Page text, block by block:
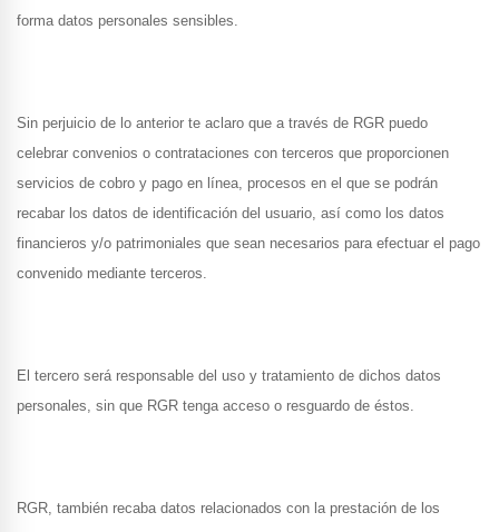
forma datos personales sensibles.
Sin perjuicio de lo anterior te aclaro que a través de RGR puedo
celebrar convenios o contrataciones con terceros que proporcionen
servicios de cobro y pago en línea, procesos en el que se podrán
recabar los datos de identificación del usuario, así como los datos
financieros y/o patrimoniales que sean necesarios para efectuar el pago
convenido mediante terceros.
El tercero será responsable del uso y tratamiento de dichos datos
personales, sin que RGR tenga acceso o resguardo de éstos.
RGR, también recaba datos relacionados con la prestación de los